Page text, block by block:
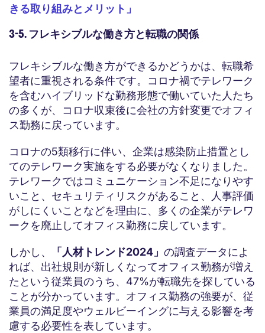
きる取り組みとメリット」
3-5. フレキシブルな働き方と転職の関係
フレキシブルな働き方ができるかどうかは、転職希
望者に重視される条件です。コロナ禍でテレワーク
を含むハイブリッドな勤務形態で働いていた人たち
の多くが、コロナ収束後に会社の方針変更でオフィ
ス勤務に戻っています。
コロナの5類移行に伴い、企業は感染防止措置とし
てのテレワーク実施をする必要がなくなりました。
テレワークではコミュニケーション不足になりやす
いこと、セキュリティリスクがあること、人事評価
がしにくいことなどを理由に、多くの企業がテレワ
ークを廃止してオフィス勤務に戻しています。
しかし、 「人材トレンド2024」 の調査データによ
れば、出社規則が新しくなってオフィス勤務が増え
たという従業員のうち、47%が転職先を探している
ことが分かっています。オフィス勤務の強要が、従
業員の満足度やウェルビーイングに与える影響を考
慮する必要性を表しています。